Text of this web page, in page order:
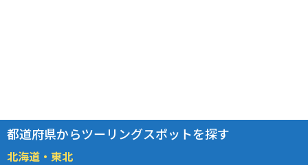
都道府県からツーリングスポットを探す
北海道・東北